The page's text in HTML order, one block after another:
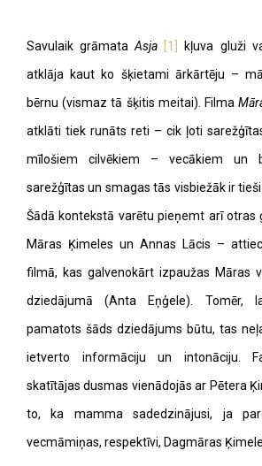
Savulaik grāmataAsja [1] kļuva gluži
atklāja kaut ko šķietami ārkārtēju –
bērnu (vismaz tā šķitis meitai). Filma
atklāti tiek runāts reti – cik ļoti
mīlošiem cilvēkiem – vecākiem un
sarežģītas un smagas tās visbiežāk ir
Šādā kontekstā varētu pieņemt arī otras
Māras Ķimeles un Annas Lācis –
filmā, kas galvenokārt izpaužas Māras
dziedājumā (Anta Eņģele). Tomēr,
pamatots šāds dziedājums būtu, tas
ietverto informāciju un intonāciju.
skatītājas dusmas vienādojās ar Pētera
to, ka mamma sadedzinājusi, ja
vecmāmiņas, respektīvi, Dagmāras